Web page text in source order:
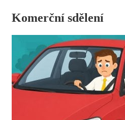
Komerční sdělení